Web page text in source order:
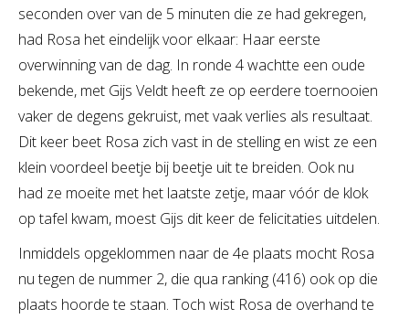
seconden over van de 5 minuten die ze had gekregen,
had Rosa het eindelijk voor elkaar: Haar eerste
overwinning van de dag. In ronde 4 wachtte een oude
bekende, met Gijs Veldt heeft ze op eerdere toernooien
vaker de degens gekruist, met vaak verlies als resultaat.
Dit keer beet Rosa zich vast in de stelling en wist ze een
klein voordeel beetje bij beetje uit te breiden. Ook nu
had ze moeite met het laatste zetje, maar vóór de klok
op tafel kwam, moest Gijs dit keer de felicitaties uitdelen.
Inmiddels opgeklommen naar de 4e plaats mocht Rosa
nu tegen de nummer 2, die qua ranking (416) ook op die
plaats hoorde te staan. Toch wist Rosa de overhand te